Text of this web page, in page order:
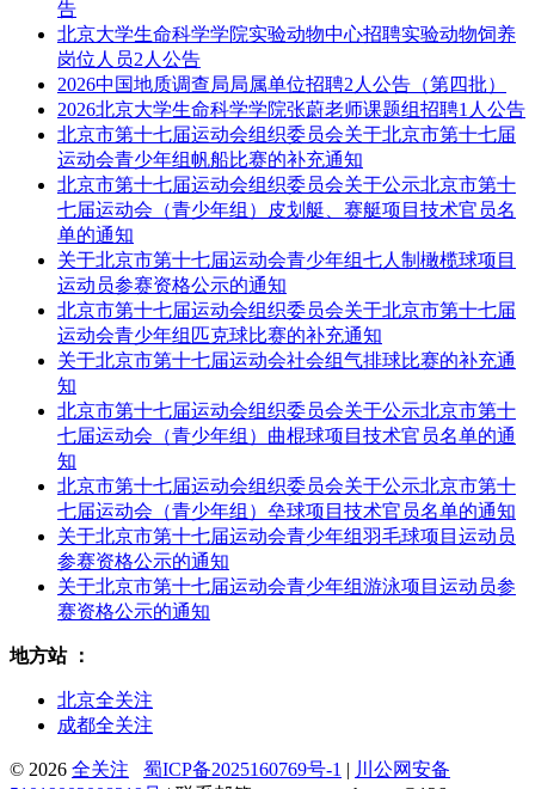
告
北京大学生命科学学院实验动物中心招聘实验动物饲养
岗位人员2人公告
2026中国地质调查局局属单位招聘2人公告（第四批）
2026北京大学生命科学学院张蔚老师课题组招聘1人公告
北京市第十七届运动会组织委员会关于北京市第十七届
运动会青少年组帆船比赛的补充通知
北京市第十七届运动会组织委员会关于公示北京市第十
七届运动会（青少年组）皮划艇、赛艇项目技术官员名
单的通知
关于北京市第十七届运动会青少年组七人制橄榄球项目
运动员参赛资格公示的通知
北京市第十七届运动会组织委员会关于北京市第十七届
运动会青少年组匹克球比赛的补充通知
关于北京市第十七届运动会社会组气排球比赛的补充通
知
北京市第十七届运动会组织委员会关于公示北京市第十
七届运动会（青少年组）曲棍球项目技术官员名单的通
知
北京市第十七届运动会组织委员会关于公示北京市第十
七届运动会（青少年组）垒球项目技术官员名单的通知
关于北京市第十七届运动会青少年组羽毛球项目运动员
参赛资格公示的通知
关于北京市第十七届运动会青少年组游泳项目运动员参
赛资格公示的通知
地方站 ：
北京全关注
成都全关注
© 2026 全关注 蜀ICP备2025160769号-1 | 川公网安备